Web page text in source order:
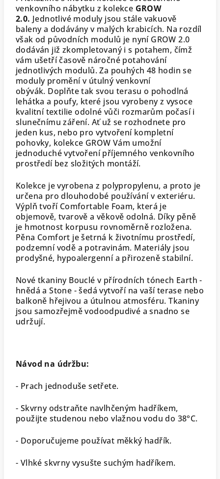
venkovního nábytku z kolekce GROW
2.0. Jednotlivé moduly jsou stále vakuově
baleny a dodávány v malých krabicích. Na rozdíl
však od původních modulů je nyní GROW 2.0
dodáván již zkompletovaný i s potahem, čímž
vám ušetří časově náročné potahování
jednotlivých modulů. Za pouhých 48 hodin se
moduly promění v útulný venkovní
obývák. Doplňte tak svou terasu o pohodlná
lehátka a poufy, které jsou vyrobeny z vysoce
kvalitní textilie odolné vůči rozmarům počasí i
slunečnímu záření. Ať už se rozhodnete pro
jeden kus, nebo pro vytvoření kompletní
pohovky, kolekce GROW Vám umožní
jednoduché vytvoření příjemného venkovního
prostředí bez složitých montáží.
Kolekce je vyrobena z polypropylenu, a proto je
určena pro dlouhodobé používání v exteriéru.
Výplň tvoří Comfortable Foam, která je
objemově, tvarově a věkově odolná. Díky pěně
je hmotnost korpusu rovnoměrně rozložena.
Pěna Comfort je šetrná k životnímu prostředí,
podzemní vodě a potravinám. Materiály jsou
prodyšné, hypoalergenní a přirozeně stabilní.
Nové tkaniny Bouclé v přírodních tónech Earth -
hnědá a Stone - šedá vytvoří na vaší terase nebo
balkoně hřejivou a útulnou atmosféru. Tkaniny
jsou samozřejmě vodoodpudivé a snadno se
udržují.
Návod na údržbu:
- Prach jednoduše setřete.
- Skvrny odstraňte navlhčeným hadříkem,
použijte studenou nebo vlažnou vodu do 38°C.
- Doporučujeme používat měkký hadřík.
- Vlhké skvrny vysušte suchým hadříkem.